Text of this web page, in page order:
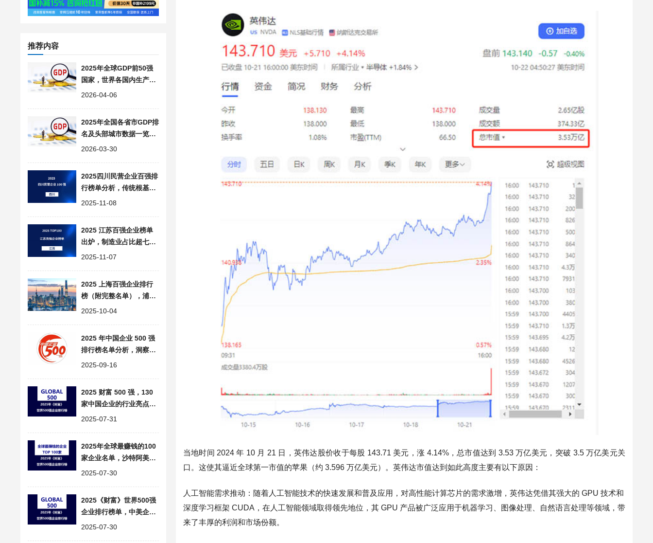
推荐内容
2025年全球GDP前50强
国家，世界各国内生产总
值排名榜单与主要产业分
2026-04-06
2025年全国各省市GDP排
名及头部城市数据一览，
广东、江苏、山东稳居前
2026-03-30
2025四川民营企业百强排
行榜单分析，传统根基与
新兴动能的巴蜀经济图谱
2025-11-08
2025 江苏百强企业榜单
出炉，制造业占比超七
成，排行榜深度解析
2025-11-07
2025 上海百强企业排行
榜（附完整名单），浦东
企业占比超 1/3
2025-10-04
2025 年中国企业 500 强
排行榜名单分析，洞察行
业与城市发展经济脉络
2025-09-16
2025 财富 500 强，130
家中国企业的行业亮点与
商业新势力
2025-07-31
2025年全球最赚钱的100
家企业名单，沙特阿美盈
利最强，中美巨头各显风
2025-07-30
2025《财富》世界500强
企业排行榜单，中美企业
竞逐全球超半壁江山
2025-07-30
当地时间 2024 年 10 月 21 日，英伟达股价收于每股 143.71 美元，涨 4.14%，总市值达到 3.53 万亿美元，突破 3.5 万亿美元关
口。这使其逼近全球第一市值的苹果（约 3.596 万亿美元）。英伟达市值达到如此高度主要有以下原因：
人工智能需求推动：随着人工智能技术的快速发展和普及应用，对高性能计算芯片的需求激增，英伟达凭借其强大的 GPU 技术和
深度学习框架 CUDA，在人工智能领域取得领先地位，其 GPU 产品被广泛应用于机器学习、图像处理、自然语言处理等领域，带
来了丰厚的利润和市场份额。